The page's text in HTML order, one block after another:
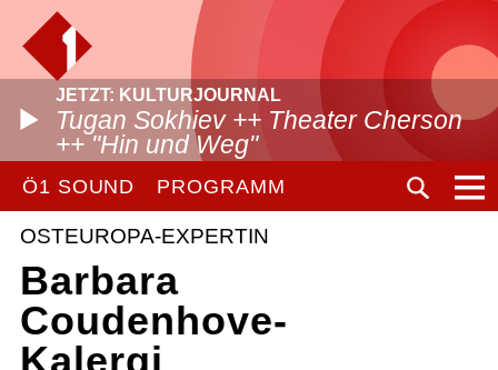
JETZT: KULTURJOURNAL
Tugan Sokhiev ++ Theater Cherson
++ "Hin und Weg"
Ö1 SOUND PROGRAMM
OSTEUROPA-EXPERTIN
Barbara
Coudenhove-
Kalergi